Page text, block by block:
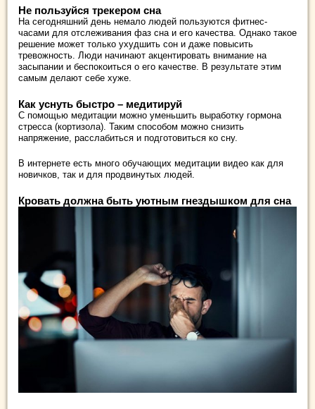
Не пользуйся трекером сна
На сегодняшний день немало людей пользуются фитнес-
часами для отслеживания фаз сна и его качества. Однако такое
решение может только ухудшить сон и даже повысить
тревожность. Люди начинают акцентировать внимание на
засыпании и беспокоиться о его качестве. В результате этим
самым делают себе хуже.
Как уснуть быстро – медитируй
С помощью медитации можно уменьшить выработку гормона
стресса (кортизола). Таким способом можно снизить
напряжение, расслабиться и подготовиться ко сну.
В интернете есть много обучающих медитации видео как для
новичков, так и для продвинутых людей.
Кровать должна быть уютным гнездышком для сна